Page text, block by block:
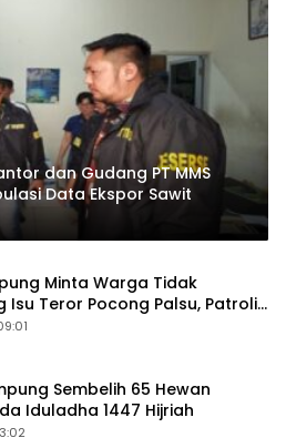
dan Gudang PT MMS
Data Ekspor Sawit
Minta Warga Tidak
Isu Teror Pocong Palsu, Patroli
Sembelih 65 Hewan
Iduladha 1447 Hijriah